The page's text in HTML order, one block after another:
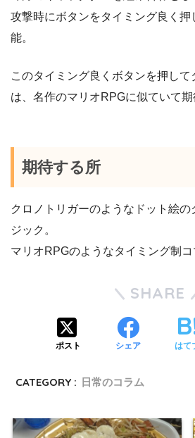
攻撃時にボタンをタイミング良く
能。
このタイミング良くボタンを押し
は、名作のマリオRPGに似ていて期
期待する所
クロノトリガーのようなドット絵
ジック。
マリオRPGのようなタイミング制コ
SHARE
ポスト シェア はて
CATEGORY : 日常のコラム